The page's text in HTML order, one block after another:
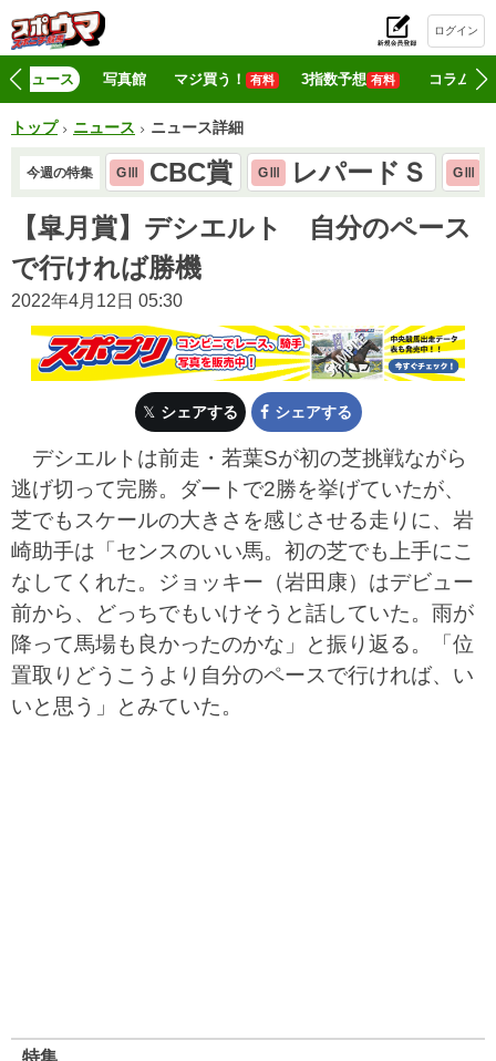
ログイン
ニュース 写真館 マジ買う！ 有料 3指数予想 有料 コラム
トップ ニュース ニュース詳細
今週の特集 GⅢ CBC賞 GⅢ レパードＳ GⅢ
【皐月賞】デシエルト 自分のペース
で行ければ勝機
2022年4月12日 05:30
シェアする シェアする
デシエルトは前走・若葉Sが初の芝挑戦ながら
逃げ切って完勝。ダートで2勝を挙げていたが、
芝でもスケールの大きさを感じさせる走りに、岩
崎助手は「センスのいい馬。初の芝でも上手にこ
なしてくれた。ジョッキー（岩田康）はデビュー
前から、どっちでもいけそうと話していた。雨が
降って馬場も良かったのかな」と振り返る。「位
置取りどうこうより自分のペースで行ければ、い
いと思う」とみていた。
特集